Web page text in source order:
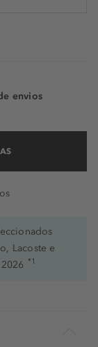
envios
Lacoste e
*1